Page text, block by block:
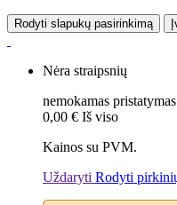
Rodyti slapukų pasirinkimą
Nėra straipsnių
nemokamas pristatymas
0,00 € Iš viso
Kainos su PVM.
Uždaryti Rodyti